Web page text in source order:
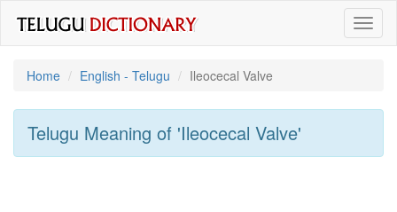
Home
English - Telugu Ileocecal Valve
Telugu Meaning of 'ileocecal Valve'